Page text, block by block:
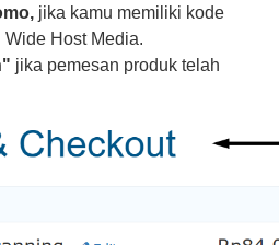
jika kamu memiliki kode
Host Media.
jika pemesan produk telah